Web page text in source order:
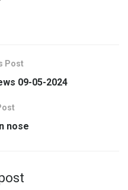
Post
09-05-2024
nose